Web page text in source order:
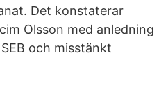
Det konstaterar
Olsson med anledning
och misstänkt